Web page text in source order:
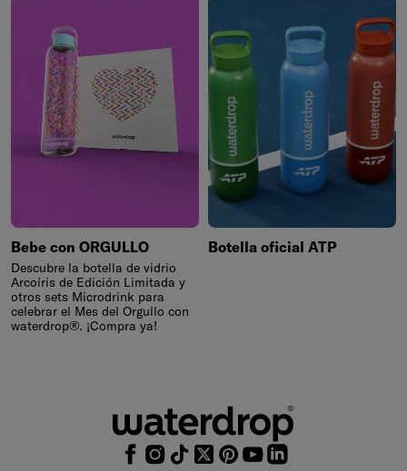
Bebe con ORGULLO
Descubre la botella de vidrio
Arcoíris de Edición Limitada y
otros sets Microdrink para
celebrar el Mes del Orgullo con
waterdrop®. ¡Compra ya!
Botella oficial ATP